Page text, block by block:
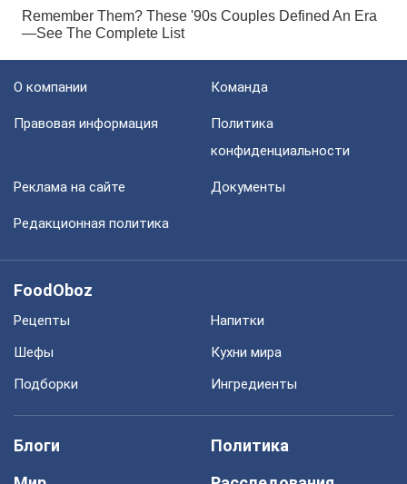
О компании Команда
Правовая информация
Политика
конфиденциальности
Реклама на сайте Документы
Редакционная политика
FoodOboz
Рецепты
Напитки
Шефы
Кухни мира
Подборки
Ингредиенты
Блоги
Политика